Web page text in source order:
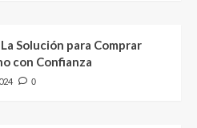
Solución para Comprar
con Confianza
0